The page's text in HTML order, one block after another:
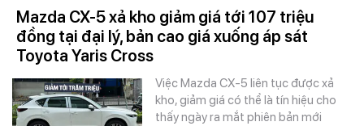
Mazda CX-5 xả kho giảm giá tới 107 triệu
đồng tại đại lý, bản cao giá xuống áp sát
Toyota Yaris Cross
Việc Mazda CX-5 liên tục được xả
kho, giảm giá có thể là tín hiệu cho
thấy ngày ra mắt phiên bản mới